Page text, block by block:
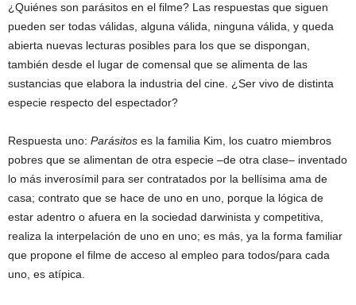
¿Quiénes son parásitos en el filme? Las respuestas que siguen
pueden ser todas válidas, alguna válida, ninguna válida, y queda
abierta nuevas lecturas posibles para los que se dispongan,
también desde el lugar de comensal que se alimenta de las
sustancias que elabora la industria del cine. ¿Ser vivo de distinta
especie respecto del espectador?
Respuesta uno: Parásitos es la familia Kim, los cuatro miembros
pobres que se alimentan de otra especie –de otra clase– inventado
lo más inverosímil para ser contratados por la bellísima ama de
casa; contrato que se hace de uno en uno, porque la lógica de
estar adentro o afuera en la sociedad darwinista y competitiva,
realiza la interpelación de uno en uno; es más, ya la forma familiar
que propone el filme de acceso al empleo para todos/para cada
uno, es atípica.